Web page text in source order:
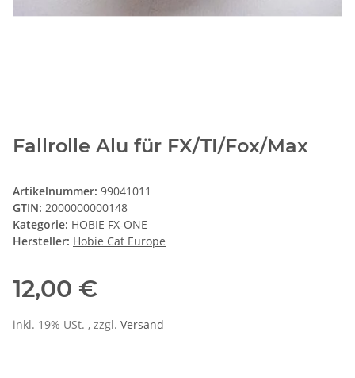
Fallrolle Alu für FX/TI/Fox/Max
Artikelnummer: 99041011
GTIN: 2000000000148
Kategorie: HOBIE FX-ONE
Hersteller: Hobie Cat Europe
12,00 €
inkl. 19% USt. , zzgl. Versand